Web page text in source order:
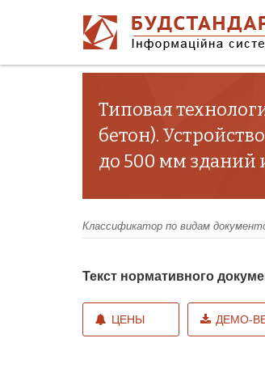
Типовая
бетон).
до 500 мм зданий
Классификатор по видам
Текст нормативного
ЦЕНЫ ДЕМО-